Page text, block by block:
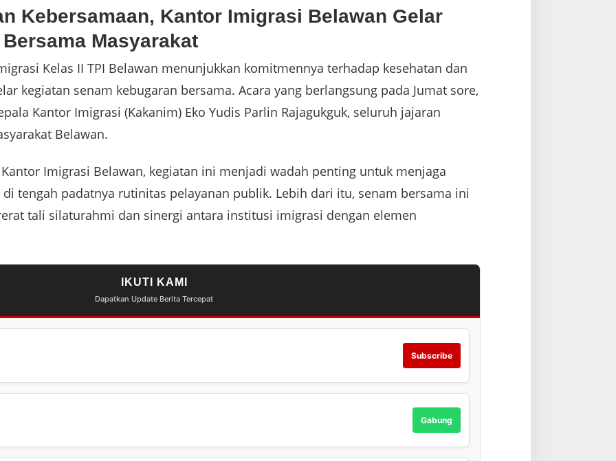
Kebersamaan, Kantor Imigrasi Belawan Gelar
Masyarakat
Kelas II TPI Belawan menunjukkan komitmennya terhadap kesehatan dan
kegiatan senam kebugaran bersama. Acara yang berlangsung pada Jumat sore,
Kantor Imigrasi (Kakanim) Eko Yudis Parlin Rajagukguk, seluruh jajaran
Belawan.
Imigrasi Belawan, kegiatan ini menjadi wadah penting untuk menjaga
tengah padatnya rutinitas pelayanan publik. Lebih dari itu, senam bersama ini
tali silaturahmi dan sinergi antara institusi imigrasi dengan elemen
IKUTI KAMI
Dapatkan Update Berita Tercepat
Subscribe
Gabung